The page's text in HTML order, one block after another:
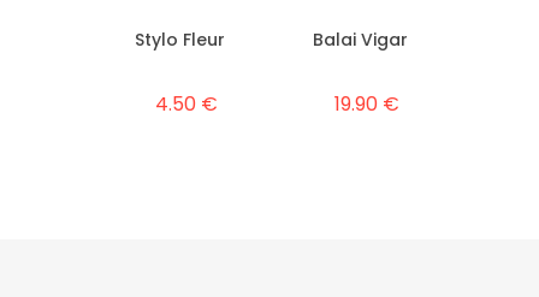
Stylo Fleur
4.50 €
Balai Vigar
19.90 €